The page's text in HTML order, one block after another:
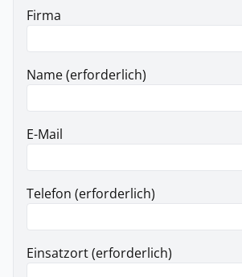
Firma
Name (erforderlich)
E-Mail
Telefon (erforderlich)
Einsatzort (erforderlich)